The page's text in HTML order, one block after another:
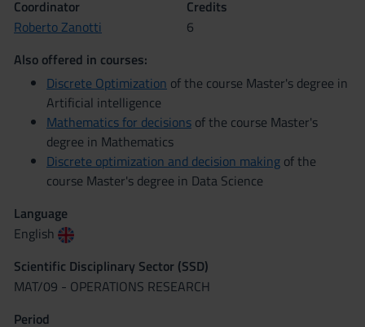
Coordinator
Roberto Zanotti
Credits
6
Also offered in courses:
Discrete Optimization of the course Master's degree in
Artificial intelligence
Mathematics for decisions of the course Master's
degree in Mathematics
Discrete optimization and decision making of the
course Master's degree in Data Science
Language
English
Scientific Disciplinary Sector (SSD)
MAT/09 - OPERATIONS RESEARCH
Period